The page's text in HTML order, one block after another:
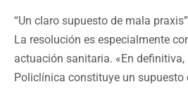
“Un claro supuesto de mala praxis”
La resolución es especialmente
actuación sanitaria. «En
Policlínica constituye un supuesto